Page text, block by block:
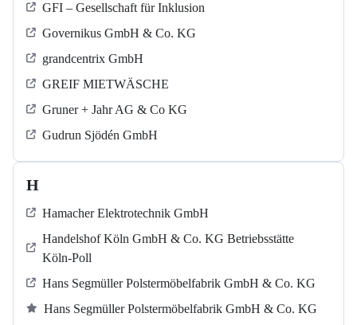
GFI – Gesellschaft für Inklusion
Governikus GmbH & Co. KG
grandcentrix GmbH
GREIF MIETWÄSCHE
Gruner + Jahr AG & Co KG
Gudrun Sjödén GmbH
H
Hamacher Elektrotechnik GmbH
Handelshof Köln GmbH & Co. KG Betriebsstätte
Köln-Poll
Hans Segmüller Polstermöbelfabrik GmbH & Co. KG
Hans Segmüller Polstermöbelfabrik GmbH & Co. KG